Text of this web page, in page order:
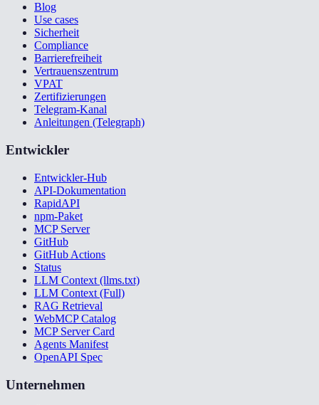
Blog
Use cases
Sicherheit
Compliance
Barrierefreiheit
Vertrauenszentrum
VPAT
Zertifizierungen
Telegram-Kanal
Anleitungen (Telegraph)
Entwickler
Entwickler-Hub
API-Dokumentation
RapidAPI
npm-Paket
MCP Server
GitHub
GitHub Actions
Status
LLM Context (llms.txt)
LLM Context (Full)
RAG Retrieval
WebMCP Catalog
MCP Server Card
Agents Manifest
OpenAPI Spec
Unternehmen